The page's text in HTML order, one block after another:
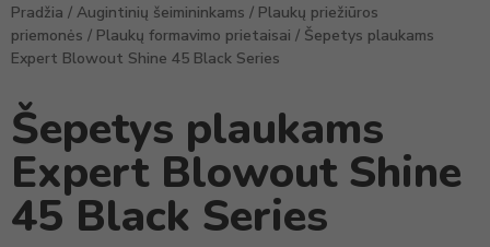
Pradžia / Augintinių šeimininkams / Plaukų priežiūros
priemonės / Plaukų formavimo prietaisai / Šepetys plaukams
Expert Blowout Shine 45 Black Series
Šepetys plaukams
Expert Blowout Shine
45 Black Series